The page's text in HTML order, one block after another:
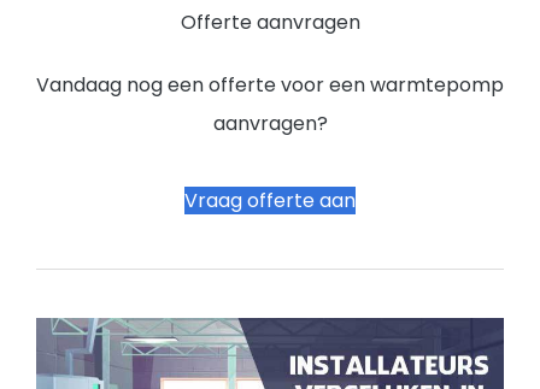
Offerte aanvragen
Vandaag nog een offerte voor een warmtepomp
aanvragen?
Vraag offerte aan